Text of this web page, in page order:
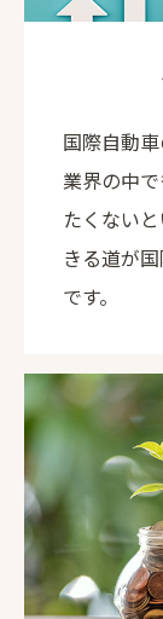
国際自動
業界の中
たくない
きる道が
です。